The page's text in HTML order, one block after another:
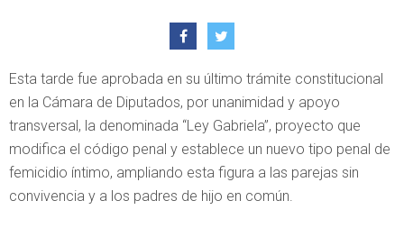
Esta tarde fue aprobada en su último trámite constitucional
en la Cámara de Diputados, por unanimidad y apoyo
transversal, la denominada “Ley Gabriela”, proyecto que
modifica el código penal y establece un nuevo tipo penal de
femicidio íntimo, ampliando esta figura a las parejas sin
convivencia y a los padres de hijo en común.